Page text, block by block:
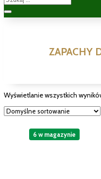
ZAPACHY
Wyświetlanie wszystkich
6 w magazynie